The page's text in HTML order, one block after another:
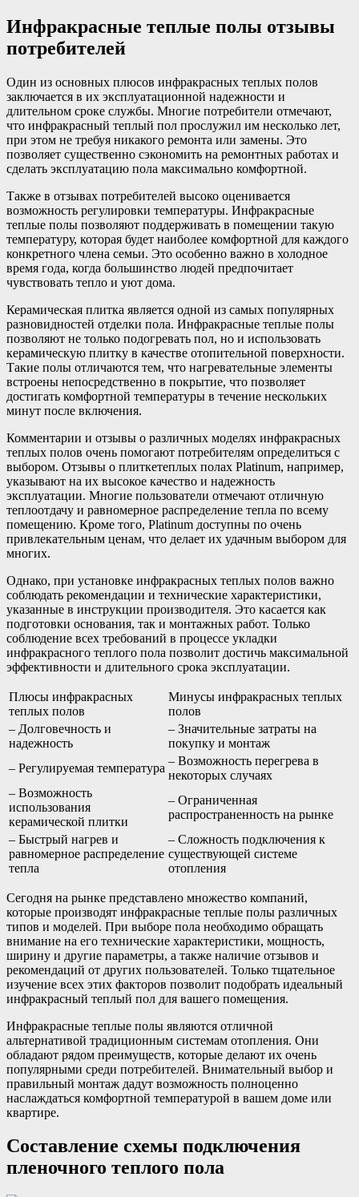
Инфракрасные теплые полы отзывы
потребителей
Один из основных плюсов инфракрасных теплых полов
заключается в их эксплуатационной надежности и
длительном сроке службы. Многие потребители отмечают,
что инфракрасный теплый пол прослужил им несколько лет,
при этом не требуя никакого ремонта или замены. Это
позволяет существенно сэкономить на ремонтных работах и
сделать эксплуатацию пола максимально комфортной.
Также в отзывах потребителей высоко оценивается
возможность регулировки температуры. Инфракрасные
теплые полы позволяют поддерживать в помещении такую
температуру, которая будет наиболее комфортной для каждого
конкретного члена семьи. Это особенно важно в холодное
время года, когда большинство людей предпочитает
чувствовать тепло и уют дома.
Керамическая плитка является одной из самых популярных
разновидностей отделки пола. Инфракрасные теплые полы
позволяют не только подогревать пол, но и использовать
керамическую плитку в качестве отопительной поверхности.
Такие полы отличаются тем, что нагревательные элементы
встроены непосредственно в покрытие, что позволяет
достигать комфортной температуры в течение нескольких
минут после включения.
Комментарии и отзывы о различных моделях инфракрасных
теплых полов очень помогают потребителям определиться с
выбором. Отзывы о плиткетеплых полах Platinum, например,
указывают на их высокое качество и надежность
эксплуатации. Многие пользователи отмечают отличную
теплоотдачу и равномерное распределение тепла по всему
помещению. Кроме того, Platinum доступны по очень
привлекательным ценам, что делает их удачным выбором для
многих.
Однако, при установке инфракрасных теплых полов важно
соблюдать рекомендации и технические характеристики,
указанные в инструкции производителя. Это касается как
подготовки основания, так и монтажных работ. Только
соблюдение всех требований в процессе укладки
инфракрасного теплого пола позволит достичь максимальной
эффективности и длительного срока эксплуатации.
Плюсы инфракрасных
теплых полов
Минусы инфракрасных теплых
полов
– Долговечность и
надежность
– Значительные затраты на
покупку и монтаж
– Регулируемая температура
– Возможность перегрева в
некоторых случаях
– Возможность
использования
керамической плитки
– Ограниченная
распространенность на рынке
– Быстрый нагрев и
равномерное распределение
тепла
– Сложность подключения к
существующей системе
отопления
Сегодня на рынке представлено множество компаний,
которые производят инфракрасные теплые полы различных
типов и моделей. При выборе пола необходимо обращать
внимание на его технические характеристики, мощность,
ширину и другие параметры, а также наличие отзывов и
рекомендаций от других пользователей. Только тщательное
изучение всех этих факторов позволит подобрать идеальный
инфракрасный теплый пол для вашего помещения.
Инфракрасные теплые полы являются отличной
альтернативой традиционным системам отопления. Они
обладают рядом преимуществ, которые делают их очень
популярными среди потребителей. Внимательный выбор и
правильный монтаж дадут возможность полноценно
наслаждаться комфортной температурой в вашем доме или
квартире.
Составление схемы подключения
пленочного теплого пола